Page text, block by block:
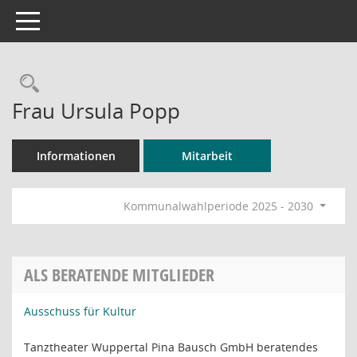
Toggle navigation
Rechercheauswahl
Frau Ursula Popp
Informationen Mitarbeit
Kommunalwahlperiode 2025 - 2030
ALS BERATENDE MITGLIEDER
Ausschuss für Kultur
Tanztheater Wuppertal Pina Bausch GmbH beratendes